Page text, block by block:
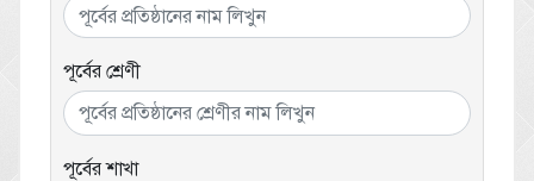
পূর্বের শ্রেণী
পূর্বের শাখা